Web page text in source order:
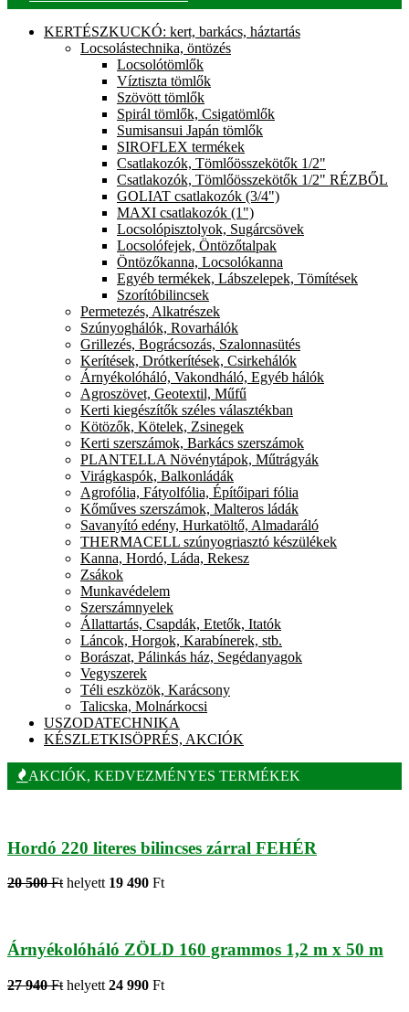
KERTÉSZKUCKÓ: kert, barkács, háztartás
Locsolástechnika, öntözés
Locsolótömlők
Víztiszta tömlők
Szövött tömlők
Spirál tömlők, Csigatömlők
Sumisansui Japán tömlők
SIROFLEX termékek
Csatlakozók, Tömlőösszekötők 1/2"
Csatlakozók, Tömlőösszekötők 1/2" RÉZBŐL
GOLIAT csatlakozók (3/4")
MAXI csatlakozók (1")
Locsolópisztolyok, Sugárcsövek
Locsolófejek, Öntözőtalpak
Öntözőkanna, Locsolókanna
Egyéb termékek, Lábszelepek, Tömítések
Szorítóbilincsek
Permetezés, Alkatrészek
Szúnyoghálók, Rovarhálók
Grillezés, Bográcsozás, Szalonnasütés
Kerítések, Drótkerítések, Csirkehálók
Árnyékolóháló, Vakondháló, Egyéb hálók
Agroszövet, Geotextil, Műfű
Kerti kiegészítők széles választékban
Kötözők, Kötelek, Zsinegek
Kerti szerszámok, Barkács szerszámok
PLANTELLA Növénytápok, Műtrágyák
Virágkaspók, Balkonládák
Agrofólia, Fátyolfólia, Építőipari fólia
Kőműves szerszámok, Malteros ládák
Savanyító edény, Hurkatöltő, Almadaráló
THERMACELL szúnyogriasztó készülékek
Kanna, Hordó, Láda, Rekesz
Zsákok
Munkavédelem
Szerszámnyelek
Állattartás, Csapdák, Etetők, Itatók
Láncok, Horgok, Karabínerek, stb.
Borászat, Pálinkás ház, Segédanyagok
Vegyszerek
Téli eszközök, Karácsony
Talicska, Molnárkocsi
USZODATECHNIKA
KÉSZLETKISÖPRÉS, AKCIÓK
AKCIÓK, KEDVEZMÉNYES TERMÉKEK
Hordó 220 literes bilincses zárral FEHÉR
20 500 Ft helyett 19 490 Ft
Árnyékolóháló ZÖLD 160 grammos 1,2 m x 50 m
27 940 Ft helyett 24 990 Ft